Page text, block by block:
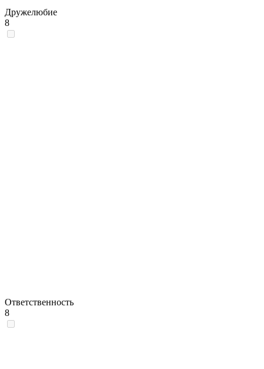
Дружелюбие
8
Ответственность
8